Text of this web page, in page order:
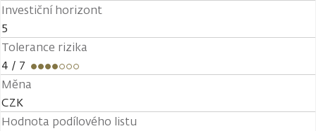
Investiční horizont
5
Tolerance rizika
4 / 7
Měna
CZK
Hodnota podílového listu